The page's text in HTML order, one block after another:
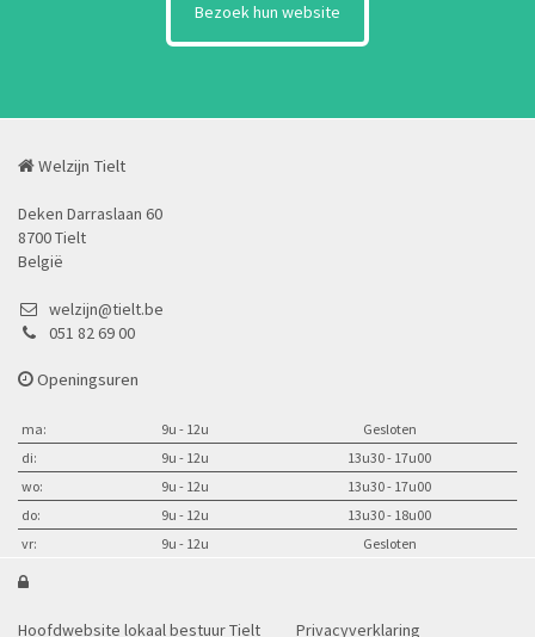
Bezoek hun website
Welzijn Tielt
Deken Darraslaan 60
8700 Tielt
België
welzijn@tielt.be
051 82 69 00
Openingsuren
ma: 9u - 12u
Gesloten
di:
9u - 12u
13u30 - 17u00
wo:
9u - 12u
13u30 - 17u00
do:
9u - 12u
13u30 - 18u00
vr:
9u - 12u Gesloten

Hoofdwebsite lokaal bestuur Tielt Privacyverklaring